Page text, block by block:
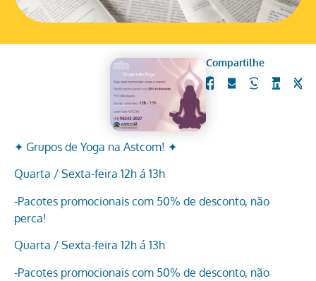
Compartilhe
✦ Grupos de Yoga na Astcom! ✦
Quarta / Sexta-feira 12h á 13h
-Pacotes promocionais com 50% de desconto, não
perca!
Quarta / Sexta-feira 12h á 13h
-Pacotes promocionais com 50% de desconto, não